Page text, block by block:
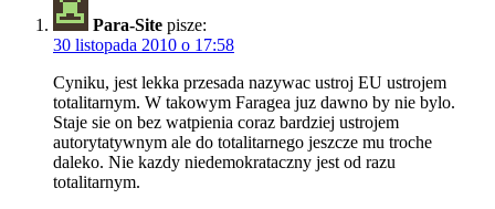
Para-Site pisze:
30 listopada 2010 o 17:58
Cyniku, jest lekka przesada nazywac ustroj EU ustrojem
totalitarnym. W takowym Faragea juz dawno by nie bylo.
Staje sie on bez watpienia coraz bardziej ustrojem
autorytatywnym ale do totalitarnego jeszcze mu troche
daleko. Nie kazdy niedemokrataczny jest od razu
totalitarnym.